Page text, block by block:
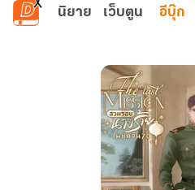
ข้ามไปยังเนื้อหาหลัก
นิยาย เว็บตูน อีบุ๊ก